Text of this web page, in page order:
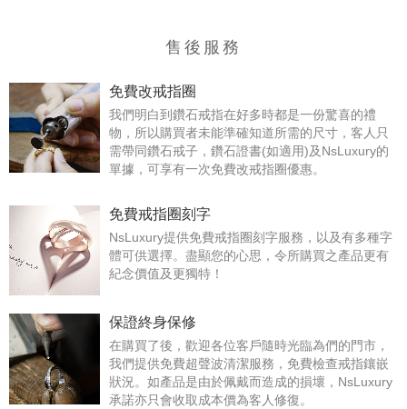
售後服務
免費改戒指圈
我們明白到鑽石戒指在好多時都是一份驚喜的禮
物，所以購買者未能準確知道所需的尺寸，客人只
需帶同鑽石戒子，鑽石證書(如適用)及NsLuxury的
單據，可享有一次免費改戒指圈優惠。
免費戒指圈刻字
NsLuxury提供免費戒指圈刻字服務，以及有多種字
體可供選擇。盡顯您的心思，令所購買之產品更有
紀念價值及更獨特！
保證終身保修
在購買了後，歡迎各位客戶隨時光臨為們的門市，
我們提供免費超聲波清潔服務，免費檢查戒指鑲嵌
狀況。如產品是由於佩戴而造成的損壞，NsLuxury
承諾亦只會收取成本價為客人修復。